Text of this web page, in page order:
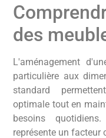
des
L'aménagement
particulière aux
standard
optimale tout en
besoins
représente un facteur